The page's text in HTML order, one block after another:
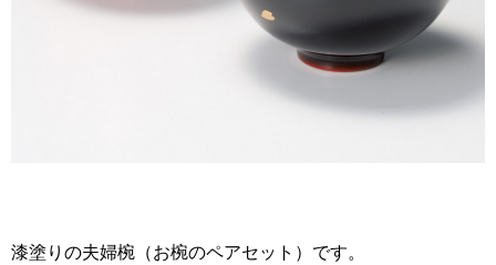
漆塗りの夫婦椀（お椀のペアセット）です。